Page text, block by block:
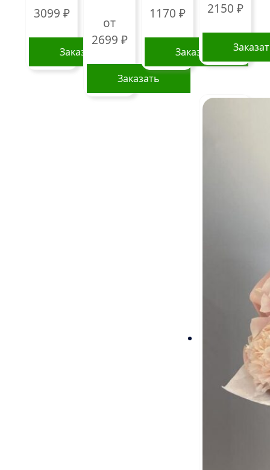
на
странице
товара.
3099 ₽
Заказать
от
2699 ₽
Заказать
1170 ₽
Заказать
2150 ₽